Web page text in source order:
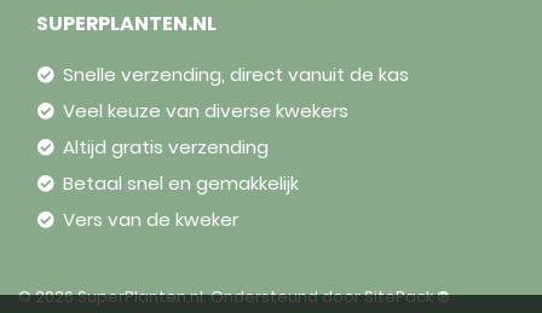
SUPERPLANTEN.NL
Snelle verzending, direct vanuit de kas
Veel keuze van diverse kwekers
Altijd gratis verzending
Betaal snel en gemakkelijk
Vers van de kweker
© 2026 SuperPlanten.nl. Ondersteund doorSitePack ®